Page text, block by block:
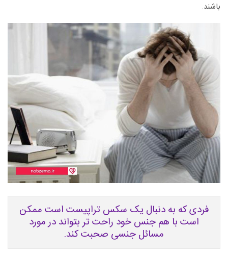
باشند.
فردی که به دنبال یک سکس تراپیست است ممکن
است با هم جنس خود راحت تر بتواند در مورد
مسائل جنسی صحبت کند.